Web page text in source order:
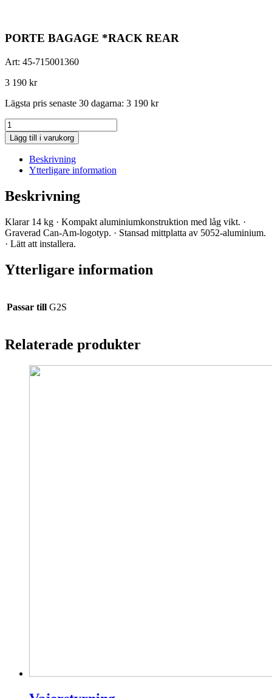
PORTE BAGAGE *RACK REAR
Art: 45-715001360
3 190 kr
Lägsta pris senaste 30 dagarna: 3 190 kr
PORTE
BAGAGE
*RACK
REAR
mängd
Lägg till i varukorg
Beskrivning
Ytterligare information
Beskrivning
Klarar 14 kg · Kompakt aluminiumkonstruktion med låg vikt. ·
Graverad Can-Am-logotyp. · Stansad mittplatta av 5052-aluminium.
· Lätt att installera.
Ytterligare information
Passar till G2S
Relaterade produkter